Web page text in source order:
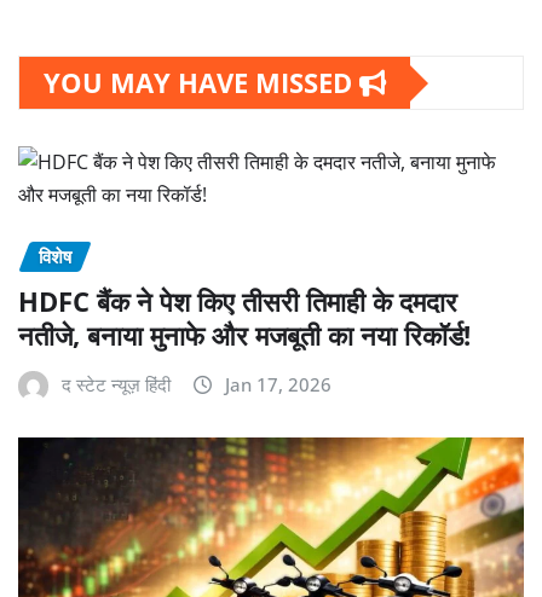
YOU MAY HAVE MISSED
विशेष
HDFC बैंक ने पेश किए तीसरी तिमाही के दमदार
नतीजे, बनाया मुनाफे और मजबूती का नया रिकॉर्ड!
द स्टेट न्यूज़ हिंदी Jan 17, 2026